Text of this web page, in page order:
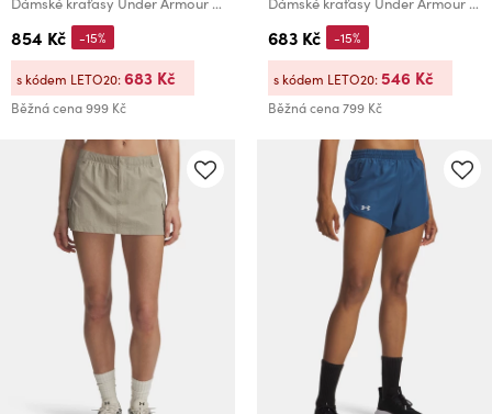
854 Kč
Běžná cena999 Kč
-15%
s kódem LETO20:683 Kč
683 Kč
Běžná cena799 Kč
-15%
s kódem LETO20:546 Kč